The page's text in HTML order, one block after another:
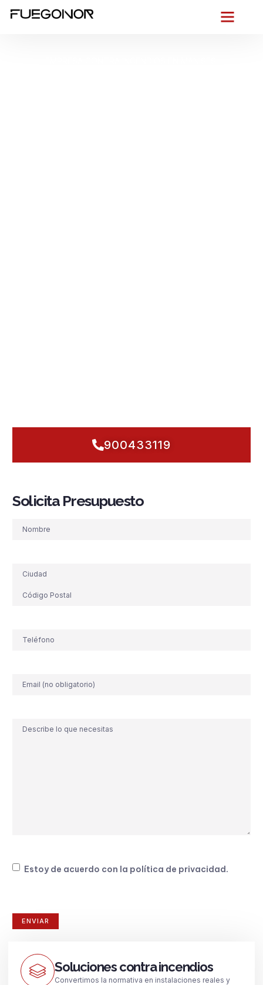
900433119
Solicita Presupuesto
Nombre
Dirección
Teléfono
Correo
electrónico
Comentario
Consentimiento
Estoy de acuerdo con la política de privacidad.
Soluciones contra incendios
Convertimos la normativa en instalaciones reales y